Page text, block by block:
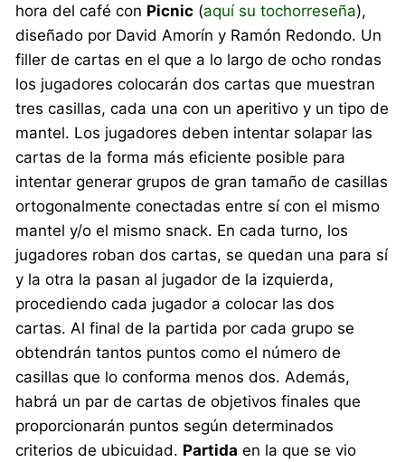
hora del café con Picnic (aquí su tochorreseña),
diseñado por David Amorín y Ramón Redondo. Un
filler de cartas en el que a lo largo de ocho rondas
los jugadores colocarán dos cartas que muestran
tres casillas, cada una con un aperitivo y un tipo de
mantel. Los jugadores deben intentar solapar las
cartas de la forma más eficiente posible para
intentar generar grupos de gran tamaño de casillas
ortogonalmente conectadas entre sí con el mismo
mantel y/o el mismo snack. En cada turno, los
jugadores roban dos cartas, se quedan una para sí
y la otra la pasan al jugador de la izquierda,
procediendo cada jugador a colocar las dos
cartas. Al final de la partida por cada grupo se
obtendrán tantos puntos como el número de
casillas que lo conforma menos dos. Además,
habrá un par de cartas de objetivos finales que
proporcionarán puntos según determinados
criterios de ubicuidad. Partida en la que se vio